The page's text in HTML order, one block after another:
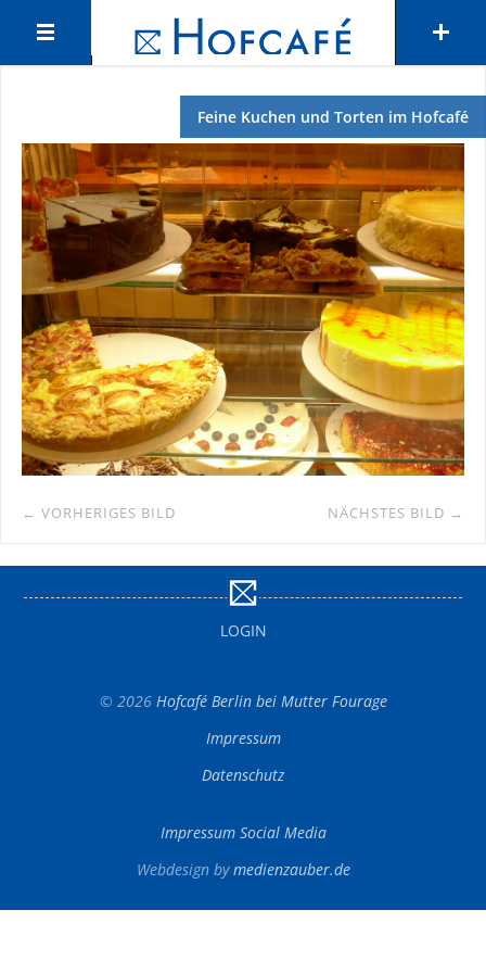
Feine Kuchen und Torten im Hofcafé
← VORHERIGES BILD NÄCHSTES BILD →
LOGIN
© 2026 Hofcafé Berlin bei Mutter Fourage
Impressum
Datenschutz
Impressum Social Media
Webdesign bymedienzauber.de